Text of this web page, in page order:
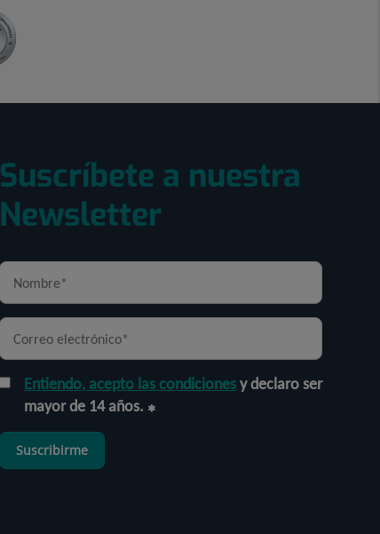
Suscríbete a nuestra
Newsletter
Entiendo, acepto las condicionesy declaro ser
mayor de 14 años.
Suscribirme